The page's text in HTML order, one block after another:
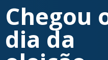
Chegou
dia da